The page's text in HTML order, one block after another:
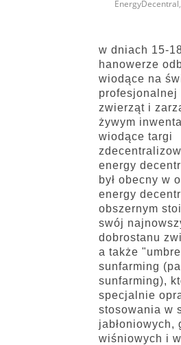
EnergyDecentral,
w dniach 15-
hanowerze
wiodące na
profesjonalnej
zwierząt i
żywym
wiodące targi
energy
był obecny w
energy
obszernym
swój
dobrostanu
a także
sunfarming
sunfarming),
specjalnie
stosowania w
jabłoniowych,
wiśniowych i